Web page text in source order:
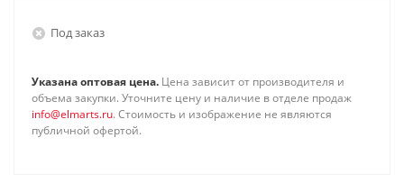
Под заказ
Указана оптовая цена. Цена зависит от производителя и
объема закупки. Уточните цену и наличие в отделе продаж
info@elmarts.ru. Стоимость и изображение не являются
публичной офертой.